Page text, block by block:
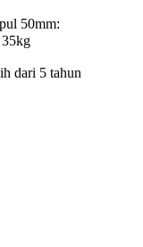
50mm:
dari 5 tahun